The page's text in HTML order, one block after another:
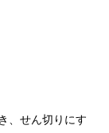
、せん切りにす